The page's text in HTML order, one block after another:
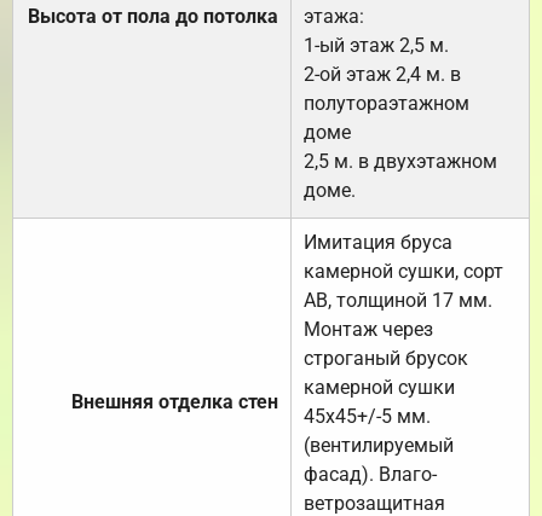
Высота от пола до потолка
этажа:
1-ый этаж 2,5 м.
2-ой этаж 2,4 м. в
полутораэтажном
доме
2,5 м. в двухэтажном
доме.
Внешняя отделка стен
Имитация бруса
камерной сушки, сорт
АВ, толщиной 17 мм.
Монтаж через
строганый брусок
камерной сушки
45х45+/-5 мм.
(вентилируемый
фасад). Влаго-
ветрозащитная